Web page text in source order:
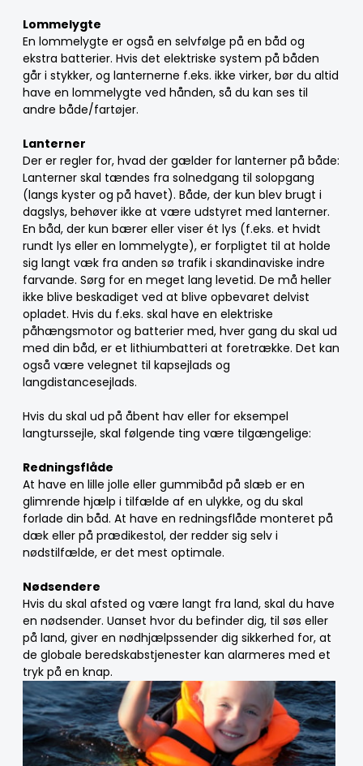
Lommelygte
En lommelygte er også en selvfølge på en båd og
ekstra batterier. Hvis det elektriske system på båden
går i stykker, og lanternerne f.eks. ikke virker, bør du altid
have en lommelygte ved hånden, så du kan ses til
andre både/fartøjer.
Lanterner
Der er regler for, hvad der gælder for lanterner på både:
Lanterner skal tændes fra solnedgang til solopgang
(langs kyster og på havet). Både, der kun blev brugt i
dagslys, behøver ikke at være udstyret med lanterner.
En båd, der kun bærer eller viser ét lys (f.eks. et hvidt
rundt lys eller en lommelygte), er forpligtet til at holde
sig langt væk fra anden sø trafik i skandinaviske indre
farvande. Sørg for en meget lang levetid. De må heller
ikke blive beskadiget ved at blive opbevaret delvist
opladet. Hvis du f.eks. skal have en elektriske
påhængsmotor og batterier med, hver gang du skal ud
med din båd, er et lithiumbatteri at foretrække. Det kan
også være velegnet til kapsejlads og
langdistancesejlads.
Hvis du skal ud på åbent hav eller for eksempel
langturssejle, skal følgende ting være tilgængelige:
Redningsflåde
At have en lille jolle eller gummibåd på slæb er en
glimrende hjælp i tilfælde af en ulykke, og du skal
forlade din båd. At have en redningsflåde monteret på
dæk eller på prædikestol, der redder sig selv i
nødstilfælde, er det mest optimale.
Nødsendere
Hvis du skal afsted og være langt fra land, skal du have
en nødsender. Uanset hvor du befinder dig, til søs eller
på land, giver en nødhjælpssender dig sikkerhed for, at
de globale beredskabstjenester kan alarmeres med et
tryk på en knap.